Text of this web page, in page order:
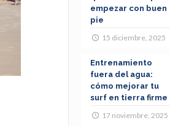
empezar con buen
pie
15 diciembre, 2025
Entrenamiento
fuera del agua:
cómo mejorar tu
surf en tierra firme
17 noviembre, 2025